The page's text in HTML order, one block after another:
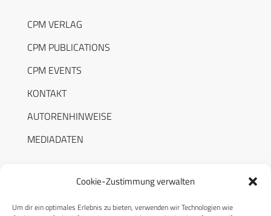
Cookie-Zustimmung verwalten
Um dir ein optimales Erlebnis zu bieten, verwenden wir Technologien wie
CPM VERLAG
CPM PUBLICATIONS
CPM EVENTS
KONTAKT
AUTORENHINWEISE
MEDIADATEN